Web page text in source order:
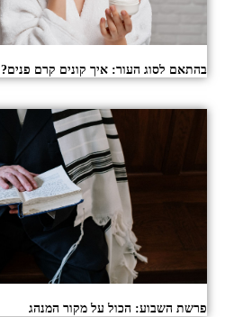
בהתאם לסוג העור: איך קונים קרם פנים?
פרשת השבוע: הכול על מקור המנהג